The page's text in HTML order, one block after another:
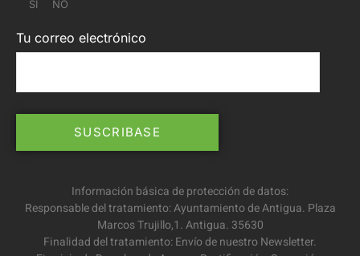
SI NO
Tu correo electrónico
Información básica de protección de datos:
Responsable del tratamiento: Ayuntamiento de Antigua. Plaza
Marcos Trujillo,1. Antigua. 35630
Finalidad del tratamiento: Envío de nuestro Newsletter.